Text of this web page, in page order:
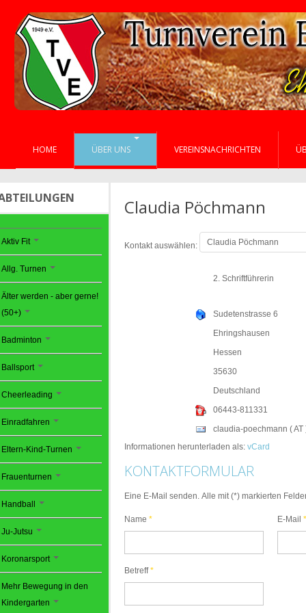
HOME ÜBER UNS VEREINSNACHRICHTEN
Claudia Pöchmann
Kontakt auswählen:
2. Schriftführerin
Sudetenstrasse 6
Ehringshausen
Hessen
35630
Deutschland
06443-811331
claudia-poechmann (
Informationen herunterladen als: vCard
KONTAKTFORMULAR
Eine E-Mail senden. Alle mit (*) markierten
Name * E-Mail *
Betreff*
Aktiv Fit
Allg. Turnen
Älter werden - aber gerne!
(50+)
Badminton
Ballsport
Cheerleading
Einradfahren
Eltern-Kind-Turnen
Frauenturnen
Handball
Ju-Jutsu
Koronarsport
Mehr Bewegung in den
Kindergarten